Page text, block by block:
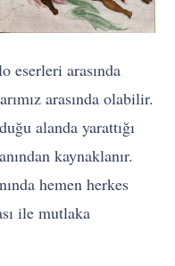
eserleri arasında
arasında olabilir.
alanda yarattığı
kaynaklanır.
hemen herkes
ile mutlaka